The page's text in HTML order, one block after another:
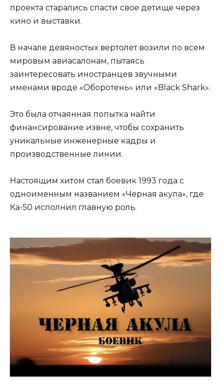
проекта старались спасти свое детище через
кино и выставки.
В начале девяностых вертолет возили по всем
мировым авиасалонам, пытаясь
заинтересовать иностранцев звучными
именами вроде «Оборотень» или «Black Shark».
Это была отчаянная попытка найти
финансирование извне, чтобы сохранить
уникальные инженерные кадры и
производственные линии.
Настоящим хитом стал боевик 1993 года с
одноименным названием «Черная акула», где
Ка-50 исполнил главную роль.